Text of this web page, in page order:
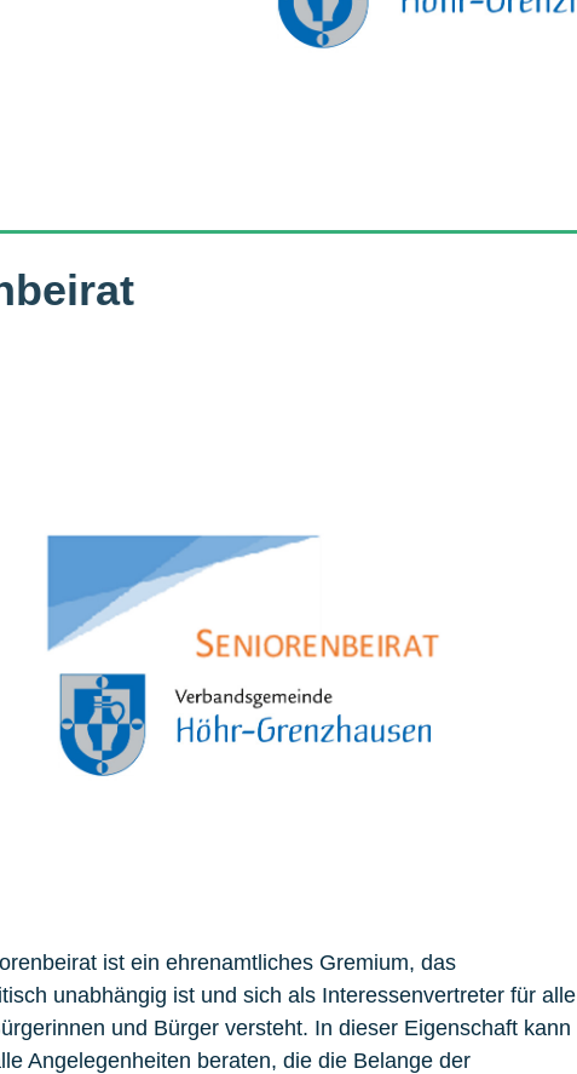
ist ein ehrenamtliches Gremium, das
unabhängig ist und sich als Interessenvertreter für alle
und Bürger versteht. In dieser Eigenschaft kann
Angelegenheiten beraten, die die Belange der